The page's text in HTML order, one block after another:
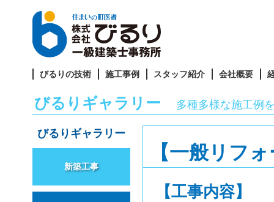
びるりの技術 施工事例 スタッフ紹介 会社概要
びるりギャラリー 多種多様な施工例
【一般リフ
【工事内容】
びるりギャラリー
新築工事